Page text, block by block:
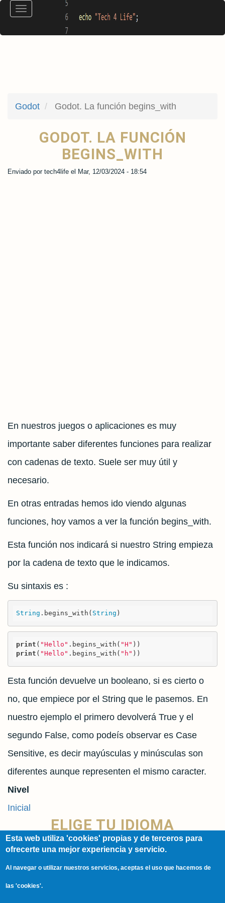
PasarToggle
Godot Godot. La función begins_with
GODOT. LA FUNCIÓN
BEGINS_WITH
Enviado por tech4life el Mar, 12/03/2024 - 18:54
En nuestros juegos o aplicaciones es muy
importante saber diferentes funciones para realizar
con cadenas de texto. Suele ser muy útil y
necesario.
En otras entradas hemos ido viendo algunas
funciones, hoy vamos a ver la función begins_with.
Esta función nos indicará si nuestro String empieza
por la cadena de texto que le indicamos.
Su sintaxis es :
String .begins_with( String )
print ( "Hello" .begins_with( "H"
print ( "Hello" .begins_with( "h" ))
Esta función devuelve un booleano, si es cierto o
no, que empiece por el String que le pasemos. En
nuestro ejemplo el primero devolverá True y el
segundo False, como podeís observar es Case
Sensitive, es decir mayúsculas y minúsculas son
diferentes aunque representen el mismo caracter.
Nivel
Inicial
ELIGE TU IDIOMA
English
Esta web utiliza 'cookies' propias y de terceros para
ofrecerte una mejor experiencia y servicio.
Al navegar o utilizar nuestros servicios, aceptas el uso que hacemos de
las 'cookies'.